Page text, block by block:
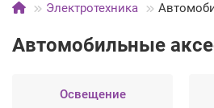
Электротехника
Автомобильные
Освещение